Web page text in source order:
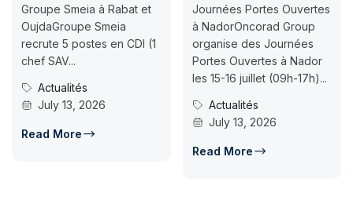
Groupe Smeia à Rabat et
OujdaGroupe Smeia
recrute 5 postes en CDI (1
chef SAV...
Actualités
July 13, 2026
Read More
Journées Portes Ouvertes
à NadorOncorad Group
organise des Journées
Portes Ouvertes à Nador
les 15-16 juillet (09h-17h)...
Actualités
July 13, 2026
Read More